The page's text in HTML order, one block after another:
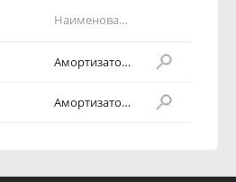
Наименование детали
Амортизатор передний в сборе, правая сторона
Амортизатор передний в сборе, левая сторона